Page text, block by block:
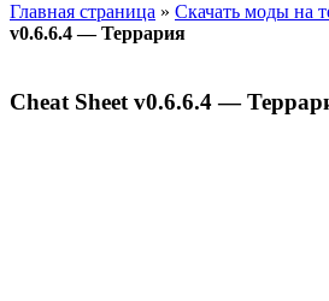
Главная страница » Скачать моды на
v0.6.6.4 — Террария
Cheat Sheet v0.6.6.4 —